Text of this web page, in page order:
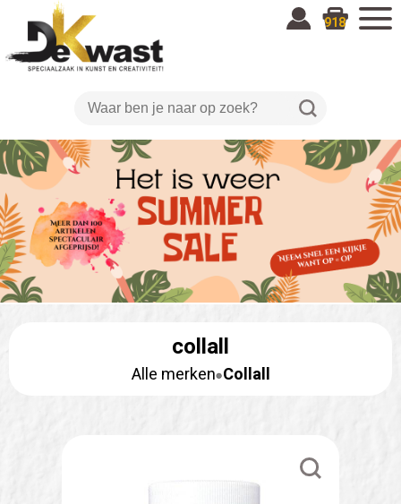
918
collall
Alle merken Collall